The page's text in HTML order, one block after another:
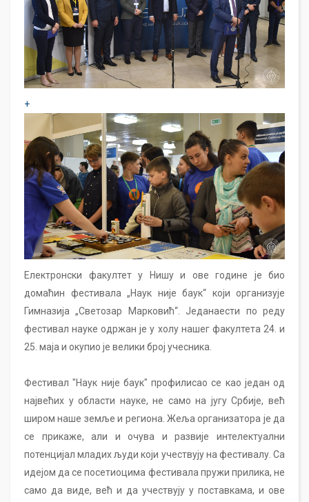
+
Електронски факултет у Нишу и ове године је био
домаћин фестивала „Наук није баук“ који организује
Гимназија „Светозар Марковић“. Једанаести по реду
фестивал науке одржан је у холу нашег факултета 24. и
25. маја и окупио је велики број учесника.
Фестивал "Наук није баук" профилисао се као један од
највећих у области науке, не само на југу Србије, већ
широм наше земље и региона. Жеља организатора је да
се прикаже, али и очува и развије интелектуални
потенцијал младих људи који учествују на фестивалу. Са
идејом да се посетиоцима фестивала пружи прилика, не
само да виде, већ и да учествују у поставкама, и ове